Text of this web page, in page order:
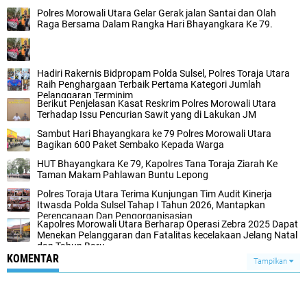
Polres Morowali Utara Gelar Gerak jalan Santai dan Olah
Raga Bersama Dalam Rangka Hari Bhayangkara Ke 79.
Hadiri Rakernis Bidpropam Polda Sulsel, Polres Toraja Utara
Raih Penghargaan Terbaik Pertama Kategori Jumlah
Pelanggaran Terminim
Berikut Penjelasan Kasat Reskrim Polres Morowali Utara
Terhadap Issu Pencurian Sawit yang di Lakukan JM
Sambut Hari Bhayangkara ke 79 Polres Morowali Utara
Bagikan 600 Paket Sembako Kepada Warga
HUT Bhayangkara Ke 79, Kapolres Tana Toraja Ziarah Ke
Taman Makam Pahlawan Buntu Lepong
Polres Toraja Utara Terima Kunjungan Tim Audit Kinerja
Itwasda Polda Sulsel Tahap I Tahun 2026, Mantapkan
Perencanaan Dan Pengorganisasian
Kapolres Morowali Utara Berharap Operasi Zebra 2025 Dapat
Menekan Pelanggaran dan Fatalitas kecelakaan Jelang Natal
dan Tahun Baru
KOMENTAR Tampilkan